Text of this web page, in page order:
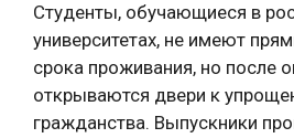
Студенты, обучающиеся в
университетах, не имеют
срока проживания, но после
открываются двери к
гражданства. Выпускники